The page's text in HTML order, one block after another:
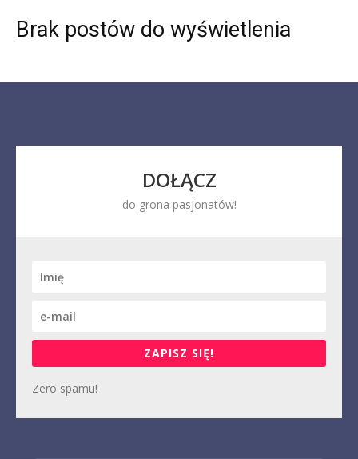
Brak postów do wyświetlenia
DOŁĄCZ
do grona pasjonatów!
ZAPISZ SIĘ!
Zero spamu!